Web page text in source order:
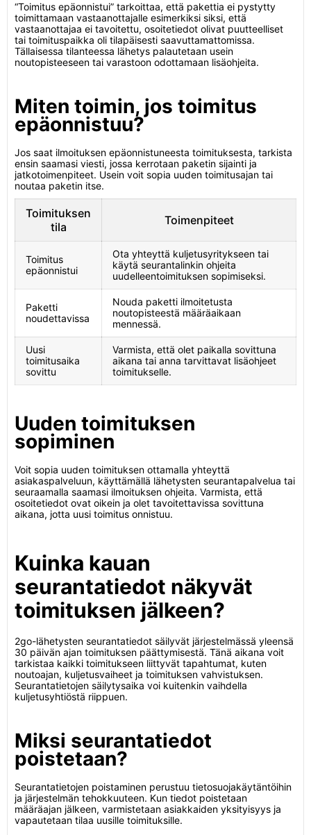
“Toimitus epäonnistui” tarkoittaa, että pakettia ei pystytty
toimittamaan vastaanottajalle esimerkiksi siksi, että
vastaanottajaa ei tavoitettu, osoitetiedot olivat puutteelliset
tai toimituspaikka oli tilapäisesti saavuttamattomissa.
Tällaisessa tilanteessa lähetys palautetaan usein
noutopisteeseen tai varastoon odottamaan lisäohjeita.
Miten toimin, jos toimitus
epäonnistuu?
Jos saat ilmoituksen epäonnistuneesta toimituksesta, tarkista
ensin saamasi viesti, jossa kerrotaan paketin sijainti ja
jatkotoimenpiteet. Usein voit sopia uuden toimitusajan tai
noutaa paketin itse.
Toimituksen
tila
Toimenpiteet
Toimitus
epäonnistui
Ota yhteyttä kuljetusyritykseen tai
käytä seurantalinkin ohjeita
uudelleentoimituksen sopimiseksi.
Paketti
noudettavissa
Nouda paketti ilmoitetusta
noutopisteestä määräaikaan
mennessä.
Uusi
toimitusaika
sovittu
Varmista, että olet paikalla sovittuna
aikana tai anna tarvittavat lisäohjeet
toimitukselle.
Uuden toimituksen
sopiminen
Voit sopia uuden toimituksen ottamalla yhteyttä
asiakaspalveluun, käyttämällä lähetysten seurantapalvelua tai
seuraamalla saamasi ilmoituksen ohjeita. Varmista, että
osoitetiedot ovat oikein ja olet tavoitettavissa sovittuna
aikana, jotta uusi toimitus onnistuu.
Kuinka kauan
seurantatiedot näkyvät
toimituksen jälkeen?
2go-lähetysten seurantatiedot säilyvät järjestelmässä yleensä
30 päivän ajan toimituksen päättymisestä. Tänä aikana voit
tarkistaa kaikki toimitukseen liittyvät tapahtumat, kuten
noutoajan, kuljetusvaiheet ja toimituksen vahvistuksen.
Seurantatietojen säilytysaika voi kuitenkin vaihdella
kuljetusyhtiöstä riippuen.
Miksi seurantatiedot
poistetaan?
Seurantatietojen poistaminen perustuu tietosuojakäytäntöihin
ja järjestelmän tehokkuuteen. Kun tiedot poistetaan
määräajan jälkeen, varmistetaan asiakkaiden yksityisyys ja
vapautetaan tilaa uusille toimituksille.